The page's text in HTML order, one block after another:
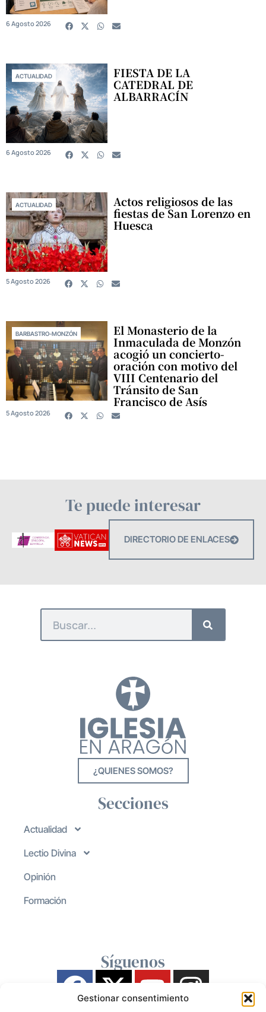
Gestionar consentimiento
6 Agosto 2026
ACTUALIDAD FIESTA DE LA
CATEDRAL DE
ALBARRACÍN
6 Agosto 2026
ACTUALIDAD Actos religiosos de las
fiestas de San Lorenzo en
Huesca
5 Agosto 2026
BARBASTRO-MONZÓN El Monasterio de la
Inmaculada de Monzón
acogió un concierto-
oración con motivo del
VIII Centenario del
Tránsito de San
Francisco de Asís
5 Agosto 2026
Te puede interesar
DIRECTORIO DE ENLACES
¿QUIENES SOMOS?
Secciones
Actualidad
Lectio Divina
Opinión
Formación
Síguenos